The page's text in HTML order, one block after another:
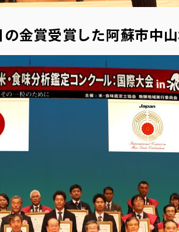
金賞受賞した阿蘇市中